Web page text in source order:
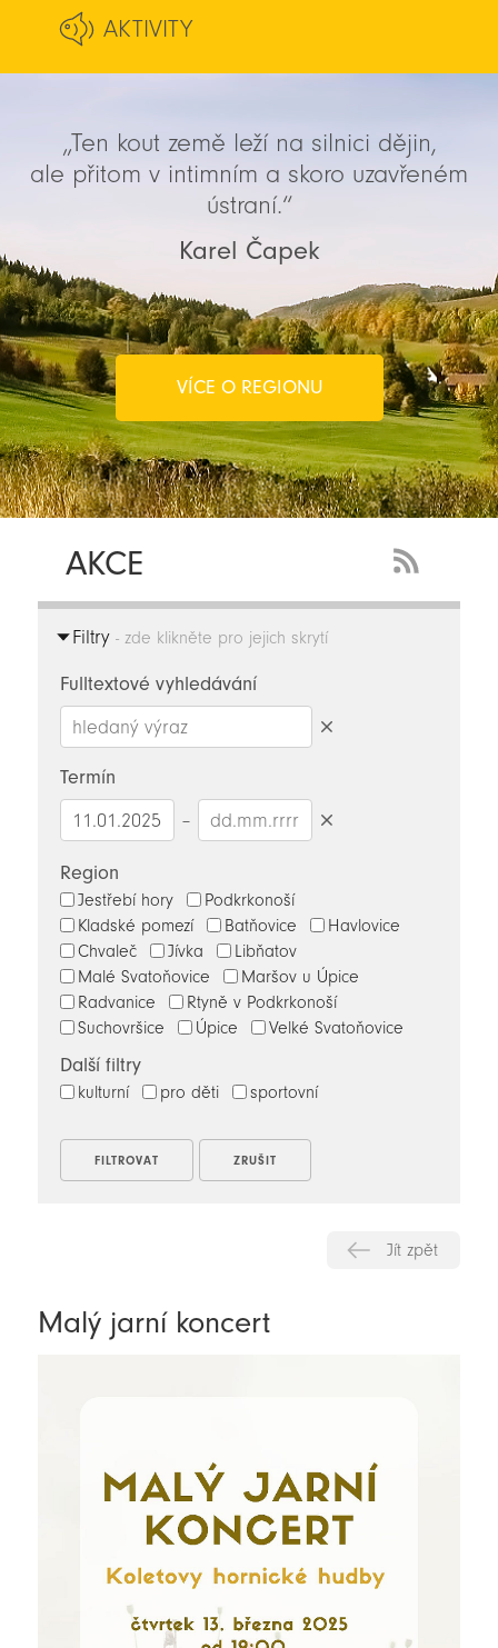
AKTIVITY
„Ten kout země leží na silnici dějin,
ale přitom v intimním a skoro uzavřeném
ústraní.“
Karel Čapek
VÍCE O REGIONU
AKCE
Feed
Filtry- zde klikněte pro jejich skrytí
Fulltextové vyhledávání
Termín
–
Region
Jestřebí hory
Podkrkonoší
Kladské pomezí
Batňovice
Havlovice
Chvaleč
Jívka
Libňatov
Malé Svatoňovice
Maršov u Úpice
Radvanice
Rtyně v Podkrkonoší
Suchovršice
Úpice Velké Svatoňovice
Další filtry
kulturní pro děti sportovní
Jít zpět
Malý jarní koncert